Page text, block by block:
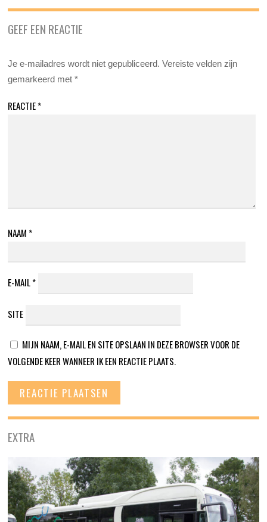
GEEF EEN REACTIE
Je e-mailadres wordt niet gepubliceerd. Vereiste velden zijn
gemarkeerd met*
REACTIE*
NAAM *
E-MAIL*
SITE
MIJN NAAM, E-MAIL EN SITE OPSLAAN IN DEZE BROWSER VOOR DE
VOLGENDE KEER WANNEER IK EEN REACTIE PLAATS.
EXTRA